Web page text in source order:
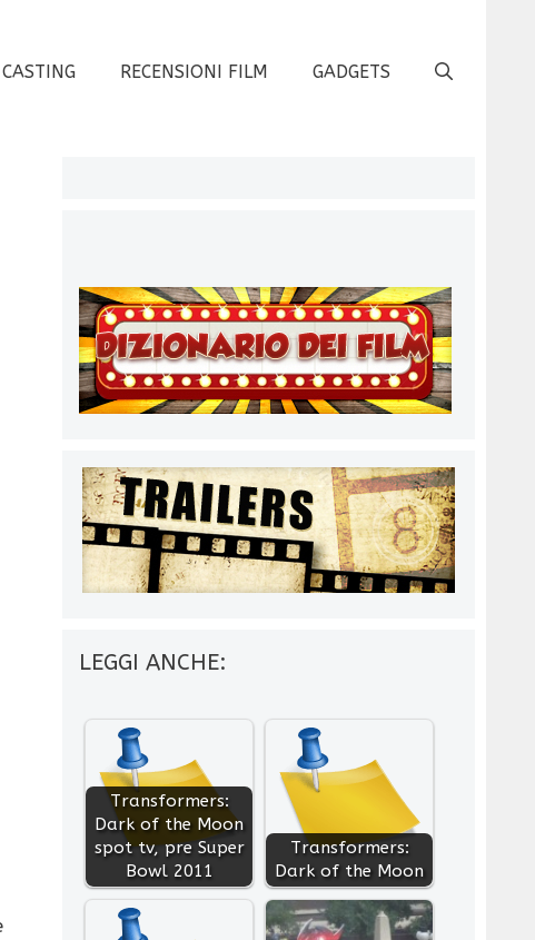
CASTING RECENSIONI FILM GADGETS
LEGGI ANCHE:
Transformers:
Dark of the Moon
spot tv, pre Super
Bowl 2011
Transformers:
Dark of the Moon